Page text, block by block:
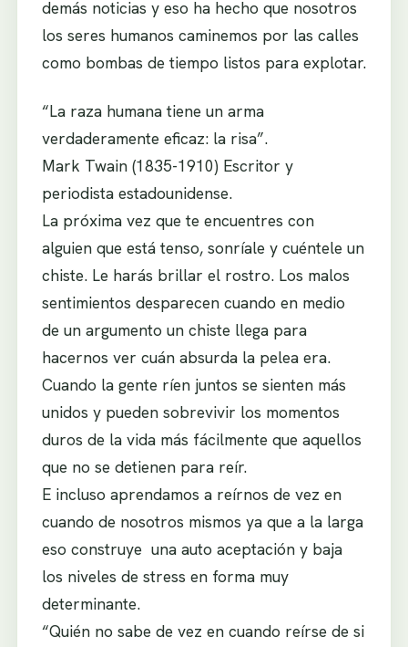
demás noticias y eso ha hecho que nosotros
los seres humanos caminemos por las calles
como bombas de tiempo listos para explotar.
“La raza humana tiene un arma
verdaderamente eficaz: la risa”.
Mark Twain (1835-1910) Escritor y
periodista estadounidense.
La próxima vez que te encuentres con
alguien que está tenso, sonríale y cuéntele un
chiste. Le harás brillar el rostro. Los malos
sentimientos desparecen cuando en medio
de un argumento un chiste llega para
hacernos ver cuán absurda la pelea era.
Cuando la gente ríen juntos se sienten más
unidos y pueden sobrevivir los momentos
duros de la vida más fácilmente que aquellos
que no se detienen para reír.
E incluso aprendamos a reírnos de vez en
cuando de nosotros mismos ya que a la larga
eso construye una auto aceptación y baja
los niveles de stress en forma muy
determinante.
“Quién no sabe de vez en cuando reírse de si